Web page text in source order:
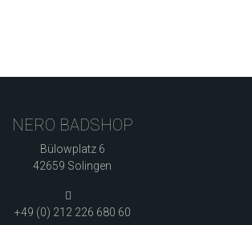
NERO BADSHOP
Bülowplatz 6
42659 Solingen
+49 (0) 212 226 680 60